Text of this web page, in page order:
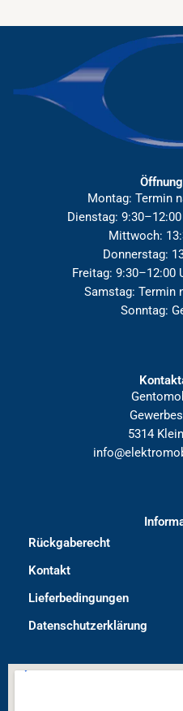
Montag: Termin
Dienstag:
Mittwoch:
Donnerstag:
Freitag: 9:30–12:00
Samstag: Termin
Sonntag:
5314
Rückgaberecht
Kontakt
Lieferbedingungen
Datenschutzerklärung